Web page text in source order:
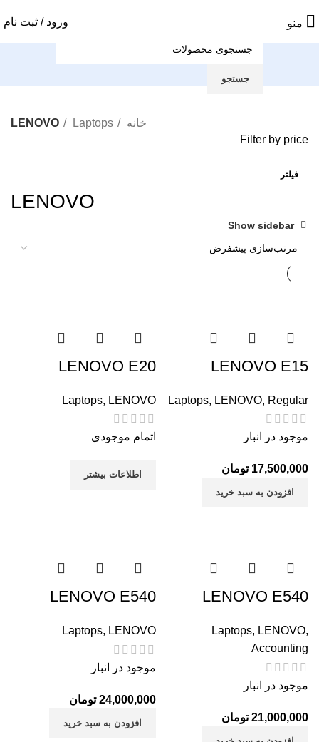
منو ورود / ثبت نام
جستجو
خانه Laptops
LENOVO
Filter by price
فیلتر
LENOVO
Show sidebar
LENOVO E15
Laptops, LENOVO, Regular
موجود در انبار
17,500,000 تومان
افزودن به سبد خرید
LENOVO E20
Laptops, LENOVO
اتمام موجودی
اطلاعات بیشتر
LENOVO E540
Laptops, LENOVO,
Accounting
موجود در انبار
21,000,000 تومان
LENOVO E540
Laptops, LENOVO
موجود در انبار
24,000,000 تومان
افزودن به سبد خرید